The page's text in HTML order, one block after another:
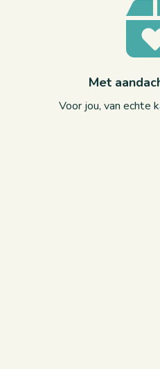
Met
Voor jou, van echte